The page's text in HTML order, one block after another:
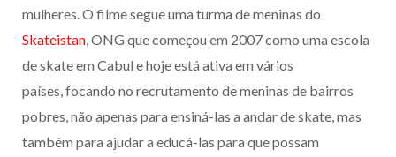
mulheres. O filme segue uma turma de meninas do
Skateistan , ONG que começou em 2007 como uma escola
de skate em Cabul e hoje está ativa em vários
países, focando no recrutamento de meninas de bairros
pobres, não apenas para ensiná-las a andar de skate, mas
também para ajudar a educá-las para que possam